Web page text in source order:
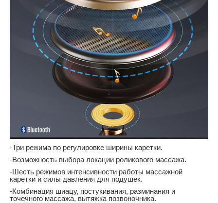
-Три режима по регулировке ширины каретки.
-Возможность выбора локации роликового массажа.
-Шесть режимов интенсивности работы массажной
каретки и силы давления для подушек.
-Комбинация шиацу, постукивания, разминания и
точечного массажа, вытяжка позвоночника.